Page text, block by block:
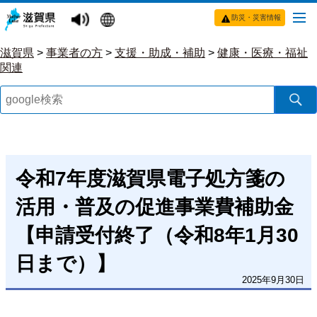
防災・災害情報
滋賀県 > 事業者の方 > 支援・助成・補助 > 健康・医療・福祉
関連
令和7年度滋賀県電子処方箋の
活用・普及の促進事業費補助金
【申請受付終了（令和8年1月30
日まで）】
2025年9月30日